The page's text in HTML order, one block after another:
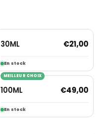
30ML
En stock
€21,00
MEILLEUR CHOIX
100ML
En stock
€49,00